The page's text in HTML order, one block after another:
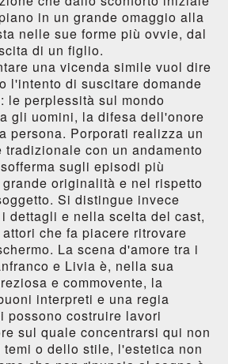
in un grande omaggio alla
nelle sue forme più ovvie, dal
di un figlio.
una vicenda simile vuol dire
l'intento di suscitare domande
le perplessità sul mondo
gli uomini, la difesa dell'onore
persona. Porporati realizza un
tradizionale con un andamento
sugli episodi più
originalità e nel rispetto
Si distingue invece
dettagli e nella scelta del cast,
che fa piacere ritrovare
La scena d'amore tra i
e Livia è, nella sua
e commovente, la
interpreti e una regia
possono costruire lavori
sul quale concentrarsi qui non
o dello stile, l'estetica non